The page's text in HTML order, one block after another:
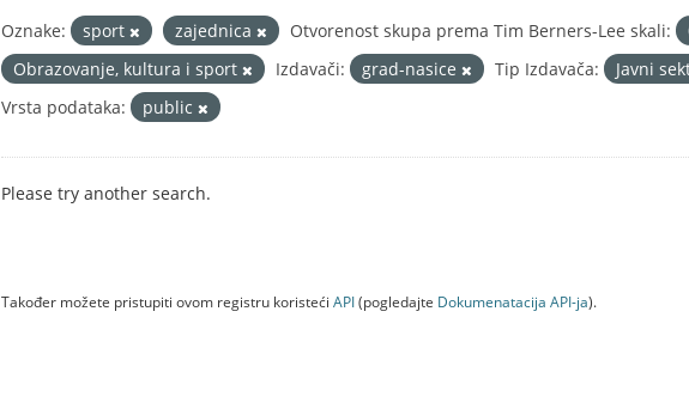
Oznake: sport zajednica Otvorenost skupa prema Tim Berners-Lee skali:
Obrazovanje, kultura i sport
Izdavači: grad-nasice Tip Izdavača: Javni
Vrsta podataka:
public
Please try another search.
Također možete pristupiti ovom registru koristeći API(pogledajte Dokumenаtаcijа API-jа).